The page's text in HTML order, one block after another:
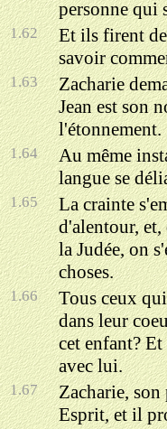
personne qui
1.62
Et ils firent
savoir
1.63
Zacharie
Jean est son
l'étonnement.
1.64
Au même
langue se
1.65
La crainte
d'alentour, et,
la Judée, on
choses.
1.66
Tous ceux
dans leur
cet enfant?
avec lui.
1.67
Zacharie,
Esprit, et il